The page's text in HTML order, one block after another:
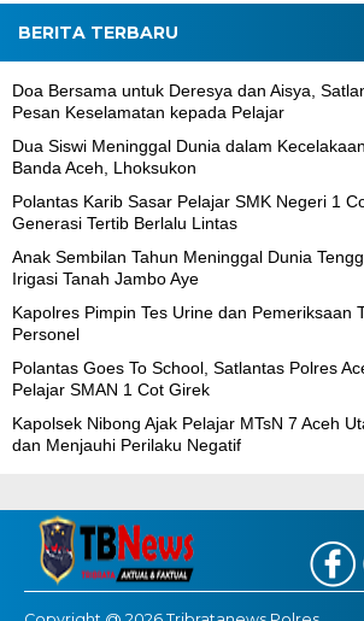
BERITA TERBARU
Doa Bersama untuk Deresya dan Aisya,
Pesan Keselamatan kepada Pelajar
Dua Siswi Meninggal Dunia dalam
Banda Aceh, Lhoksukon
Polantas Karib Sasar Pelajar SMK Negeri 1
Generasi Tertib Berlalu Lintas
Anak Sembilan Tahun Meninggal Dunia
Irigasi Tanah Jambo Aye
Kapolres Pimpin Tes Urine dan Pemeriksaan
Personel
Polantas Goes To School, Satlantas Polres
Pelajar SMAN 1 Cot Girek
Kapolsek Nibong Ajak Pelajar MTsN 7 Aceh
dan Menjauhi Perilaku Negatif